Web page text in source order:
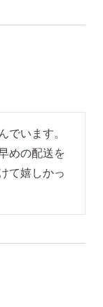
でいます。
めの配送を
て嬉しかっ